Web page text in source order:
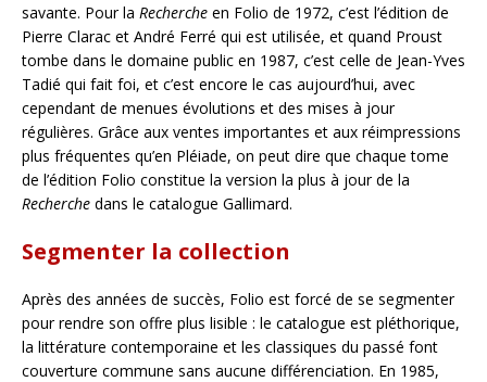
savante. Pour la Recherche en Folio de 1972, c’est l’édition de
Pierre Clarac et André Ferré qui est utilisée, et quand Proust
tombe dans le domaine public en 1987, c’est celle de Jean-Yves
Tadié qui fait foi, et c’est encore le cas aujourd’hui, avec
cependant de menues évolutions et des mises à jour
régulières. Grâce aux ventes importantes et aux réimpressions
plus fréquentes qu’en Pléiade, on peut dire que chaque tome
de l’édition Folio constitue la version la plus à jour de la
Recherche dans le catalogue Gallimard.
Segmenter la collection
Après des années de succès, Folio est forcé de se segmenter
pour rendre son offre plus lisible : le catalogue est pléthorique,
la littérature contemporaine et les classiques du passé font
couverture commune sans aucune différenciation. En 1985,